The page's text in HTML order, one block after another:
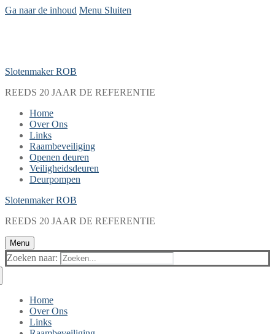
Ga naar de inhoud Menu Sluiten
Slotenmaker ROB
REEDS 20 JAAR DE REFERENTIE
Home
Over Ons
Links
Raambeveiliging
Openen deuren
Veiligheidsdeuren
Deurpompen
Slotenmaker ROB
REEDS 20 JAAR DE REFERENTIE
Menu
Zoeken naar:
Home
Over Ons
Links